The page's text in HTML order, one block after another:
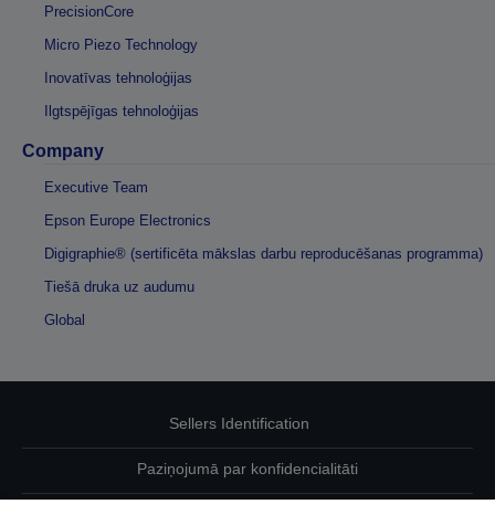
PrecisionCore
Micro Piezo Technology
Inovatīvas tehnoloģijas
Ilgtspējīgas tehnoloģijas
Company
Executive Team
Epson Europe Electronics
Digigraphie® (sertificēta mākslas darbu reproducēšanas programma)
Tiešā druka uz audumu
Global
Sellers Identification
Paziņojumā par konfidencialitāti